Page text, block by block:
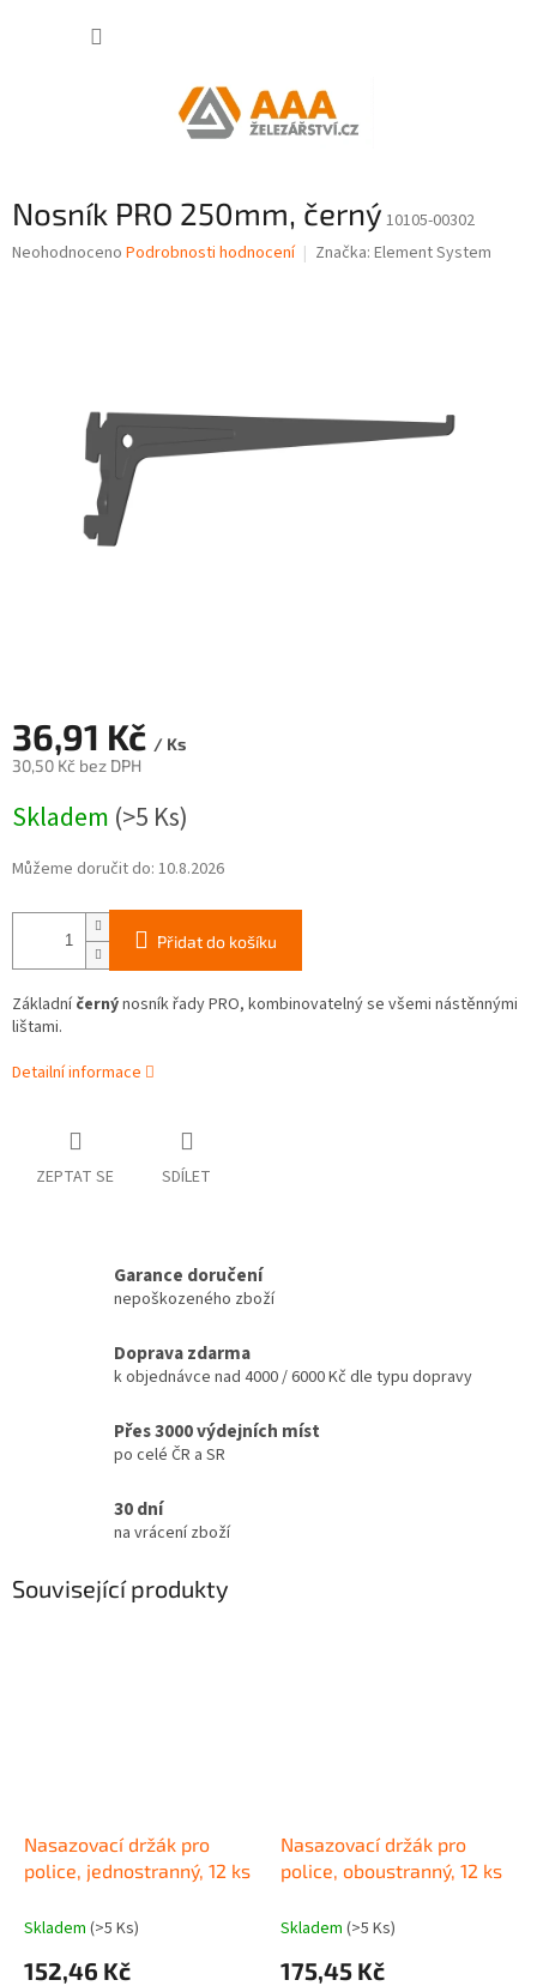
Nosník PRO 250mm, černý 10105-00302
Průměrné
Neohodnoceno Podrobnosti hodnocení Značka: Element System
36,91 Kč / Ks
30,50 Kč bez DPH
cena:
Skladem (>5 Ks)
Můžeme doručit do: 10.8.2026
Přidat do košíku
Základníčernýnosník řady PRO, kombinovatelný se všemi nástěnnými
lištami.
Detailní informace
ZEPTAT SE SDÍLET
Garance doručení
nepoškozeného zboží
Doprava zdarma
k objednávce nad 4000 / 6000 Kč dle typu dopravy
Přes 3000 výdejních míst
po celé ČR a SR
30 dní
na vrácení zboží
Související produkty
Nasazovací držák pro
police, jednostranný, 12 ks
Skladem (>5 Ks)
152,46 Kč
Nasazovací držák pro
police, oboustranný, 12 ks
Skladem (>5 Ks)
175,45 Kč